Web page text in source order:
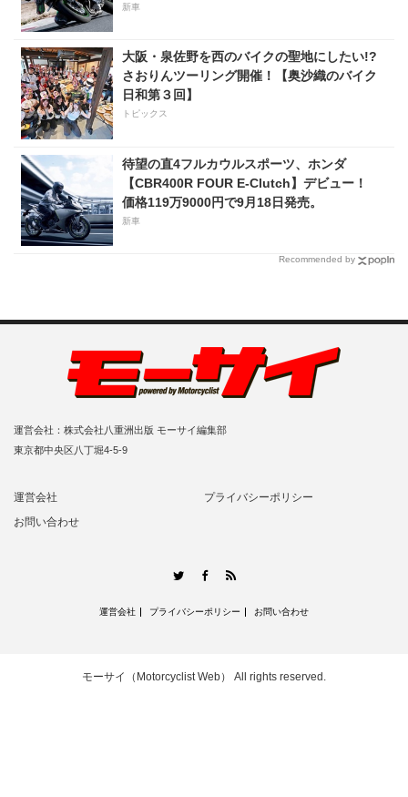
新車
大阪・泉佐野を西のバイクの聖地にしたい!?
さおりんツーリング開催！【奥沙織のバイク
日和第３回】
トピックス
待望の直4フルカウルスポーツ、ホンダ
【CBR400R FOUR E-Clutch】デビュー！
価格119万9000円で9月18日発売。
新車
Recommended by
運営会社：株式会社八重洲出版 モーサイ編集部
東京都中央区八丁堀4-5-9
運営会社
プライバシーポリシー
お問い合わせ
TwitterFacebook
運営会社 プライバシーポリシー お問い合わせ
モーサイ（Motorcyclist Web） All rights reserved.